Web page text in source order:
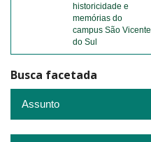
historicidade e
memórias do
campus São Vicente
do Sul
Busca facetada
Assunto